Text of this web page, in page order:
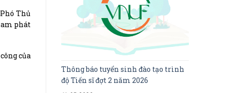
Thủ
phát
của
Thông báo tuyển sinh đào tạo trình
độ Tiến sĩ đợt 2 năm 2026